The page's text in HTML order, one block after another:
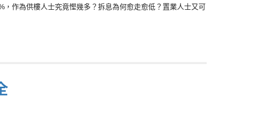
作為供樓人士究竟慳幾多？拆息為何愈走愈低？置業人士又可